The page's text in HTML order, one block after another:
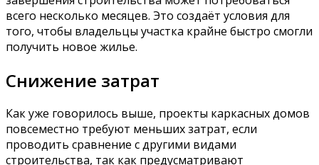
всего несколько месяцев. Это создаёт условия для
того, чтобы владельцы участка крайне быстро смогли
получить новое жилье.
Снижение затрат
Как уже говорилось выше, проекты каркасных домов
повсеместно требуют меньших затрат, если
проводить сравнение с другими видами
строительства, так как предусматривают